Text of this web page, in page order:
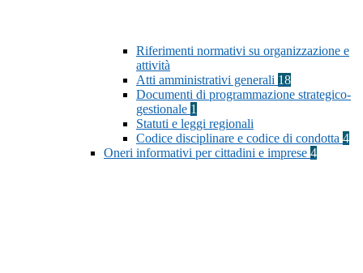
Riferimenti normativi su organizzazione e
attività
Atti amministrativi generali 18
Documenti di programmazione strategico-
gestionale 1
Statuti e leggi regionali
Codice disciplinare e codice di condotta 4
Oneri informativi per cittadini e imprese 4